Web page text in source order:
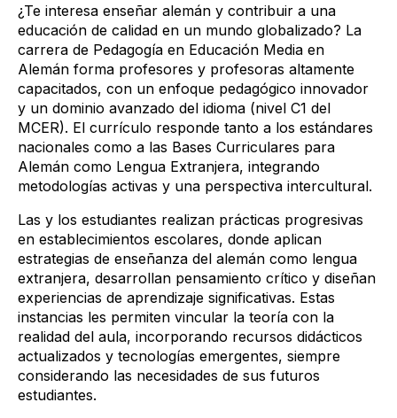
¿Te interesa enseñar alemán y contribuir a una
educación de calidad en un mundo globalizado? La
carrera de Pedagogía en Educación Media en
Alemán forma profesores y profesoras altamente
capacitados, con un enfoque pedagógico innovador
y un dominio avanzado del idioma (nivel C1 del
MCER). El currículo responde tanto a los estándares
nacionales como a las Bases Curriculares para
Alemán como Lengua Extranjera, integrando
metodologías activas y una perspectiva intercultural.
Las y los estudiantes realizan prácticas progresivas
en establecimientos escolares, donde aplican
estrategias de enseñanza del alemán como lengua
extranjera, desarrollan pensamiento crítico y diseñan
experiencias de aprendizaje significativas. Estas
instancias les permiten vincular la teoría con la
realidad del aula, incorporando recursos didácticos
actualizados y tecnologías emergentes, siempre
considerando las necesidades de sus futuros
estudiantes.